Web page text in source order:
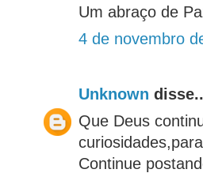
Um abraço de
4 de novembro
Unknown
Que Deus
Continue